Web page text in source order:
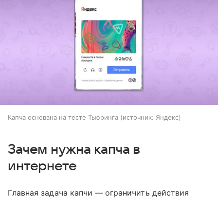
Капча основана на тесте Тьюринга источник: Яндекс
Зачем нужна капча в
интернете
Главная задача капчи — ограничить действия